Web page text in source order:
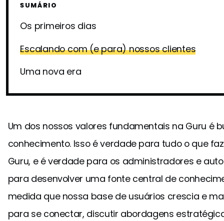
SUMÁRIO
Os primeiros dias
Escalando com (e para) nossos clientes
Uma nova era
Um dos nossos valores fundamentais na Guru é
conhecimento. Isso é verdade para tudo o que
Guru, e é verdade para os administradores e
para desenvolver uma fonte central de
medida que nossa base de usuários crescia e
para se conectar, discutir abordagens